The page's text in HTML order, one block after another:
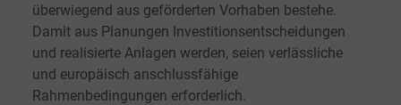
überwiegend aus geförderten Vorhaben bestehe.
Damit aus Planungen Investitionsentscheidungen
und realisierte Anlagen werden, seien verlässliche
und europäisch anschlussfähige
Rahmenbedingungen erforderlich.